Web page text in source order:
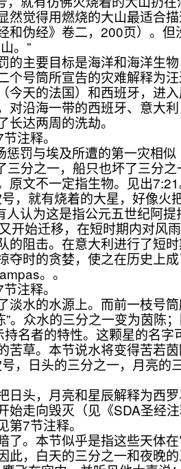
觉得用燃烧的大山最适合描
和伪经》卷二，200页）。但
。”
主要目标是海洋和海洋生物
号筒所宣告的灾难解释为汪
今天的法国）和西班牙，进
对沿海一带的西班牙、意大
长达两周的洗劫。
注释。
惩罚与埃及所遭的第一灾相似
分之一，船只也坏了三分之
原文不一定指生物。见出7:21
，就有烧着的大星，好像火
人认为这是指公元五世纪阿
开始迁移，在短时期内对风
的阻击。在意大利进行了短
夺时的贪婪，使之在历史上
。。
注释。
淡水的水源上。而前一枝号
”。众水的三分之一变为茵陈
持名者的特性。这颗星的名
苦草。本节说水将变得苦若茵
，日头的三分之一，月亮
头，月亮和星辰解释为西罗
始走向毁灭（见《SDA圣经
7节注释。
。本节似乎是指这些天体在
此，白天的三分之一和夜晚